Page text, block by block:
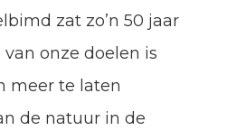
zat zo’n 50 jaar
van onze doelen is
meer te laten
de natuur in de